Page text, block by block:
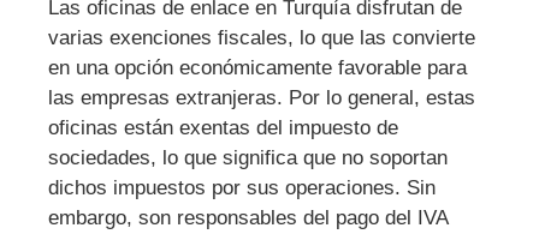
Las oficinas de enlace en Turquía disfrutan de
varias exenciones fiscales, lo que las convierte
en una opción económicamente favorable para
las empresas extranjeras. Por lo general, estas
oficinas están exentas del impuesto de
sociedades, lo que significa que no soportan
dichos impuestos por sus operaciones. Sin
embargo, son responsables del pago del IVA